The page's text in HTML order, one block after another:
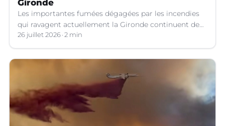
Gironde
Les importantes fumées dégagées par les incendies
qui ravagent actuellement la Gironde continuent de
se propager vers le sud-est de la France.
26 juillet 2026 2 min